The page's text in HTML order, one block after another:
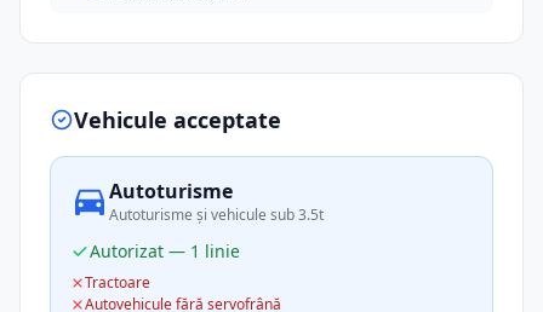
Vehicule acceptate
Autoturisme
Autoturisme și vehicule sub 3.5t
Autorizat — 1 linie
Tractoare
Autovehicule fără servofrână